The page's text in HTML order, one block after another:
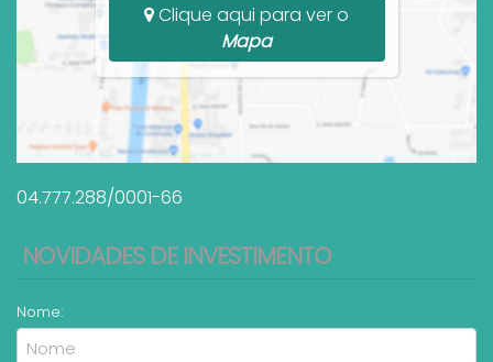
Clique aqui para ver o
Mapa
04.777.288/0001-66
NOVIDADES DE INVESTIMENTO
Nome: